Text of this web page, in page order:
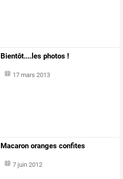
Bientôt....les photos !
17 mars 2013
Macaron oranges confites
7 juin 2012